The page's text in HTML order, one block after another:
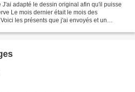
J'ai adapté le dessin original afin qu'il puisse
Le mois dernier était le mois des
les présents que j'ai envoyés et un